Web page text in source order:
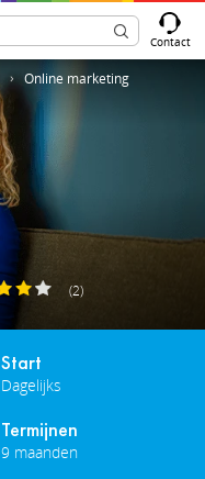
Contact
Online marketing
(2)
Start
Dagelijks
Termijnen
9 maanden